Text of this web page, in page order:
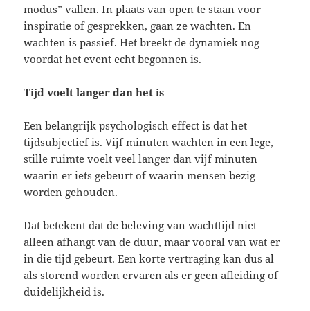
modus” vallen. In plaats van open te staan voor
inspiratie of gesprekken, gaan ze wachten. En
wachten is passief. Het breekt de dynamiek nog
voordat het event echt begonnen is.
Tijd voelt langer dan het is
Een belangrijk psychologisch effect is dat het
tijdsubjectief is. Vijf minuten wachten in een lege,
stille ruimte voelt veel langer dan vijf minuten
waarin er iets gebeurt of waarin mensen bezig
worden gehouden.
Dat betekent dat de beleving van wachttijd niet
alleen afhangt van de duur, maar vooral van wat er
in die tijd gebeurt. Een korte vertraging kan dus al
als storend worden ervaren als er geen afleiding of
duidelijkheid is.